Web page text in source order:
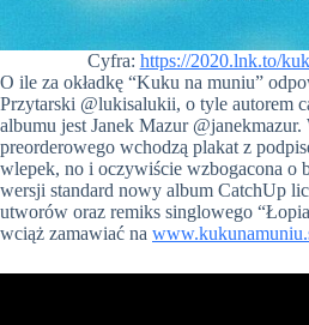
Cyfra: https://2020.lnk.to/
O ile za okładkę “Kuku na muniu”
Przytarski @lukisalukii, o tyle autorem
albumu jest Janek Mazur @janekmazur.
preorderowego wchodzą plakat z
wlepek, no i oczywiście wzbogacona o
wersji standard nowy album CatchUp
utworów oraz remiks singlowego
wciąż zamawiać na